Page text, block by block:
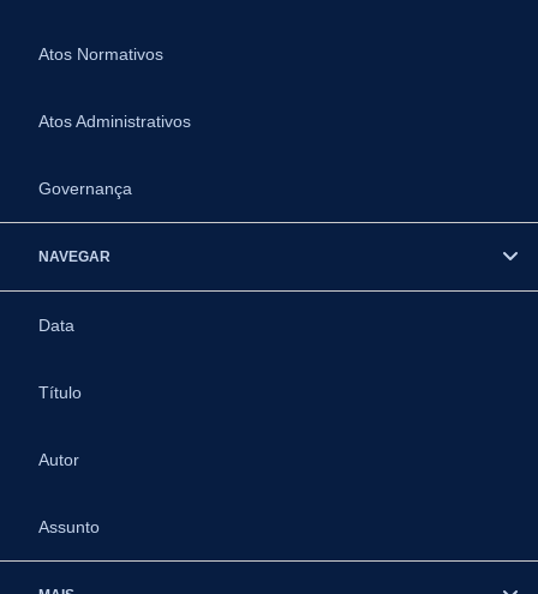
Atos Normativos
Atos Administrativos
Governança
NAVEGAR
Data
Título
Autor
Assunto